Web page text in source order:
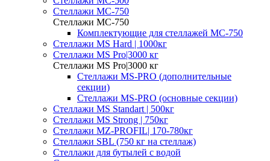
Стеллажи MC-750
Стеллажи MC-750
Комплектующие для стеллажей МС-750
Стеллажи MS Hard | 1000кг
Стеллажи MS Pro|3000 кг
Стеллажи MS Pro|3000 кг
Стеллажи MS-PRO (дополнительные
секции)
Стеллажи MS-PRO (основные секции)
Стеллажи MS Standart | 500кг
Стеллажи MS Strong | 750кг
Стеллажи MZ-PROFIL| 170-780кг
Стеллажи SBL (750 кг на стеллаж)
Стеллажи для бутылей с водой